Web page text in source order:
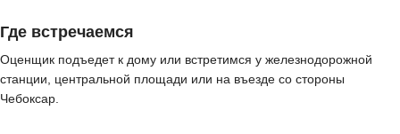
Где встречаемся
Оценщик подъедет к дому или встретимся у железнодорожной
станции, центральной площади или на въезде со стороны
Чебоксар.